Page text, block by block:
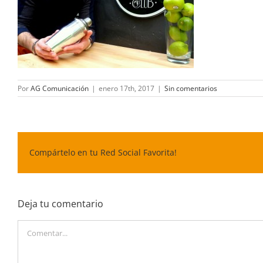
PorAG Comunicación | enero 17th, 2017 | Sin comentarios
Compártelo en tu Red Social Favorita!
Deja tu comentario